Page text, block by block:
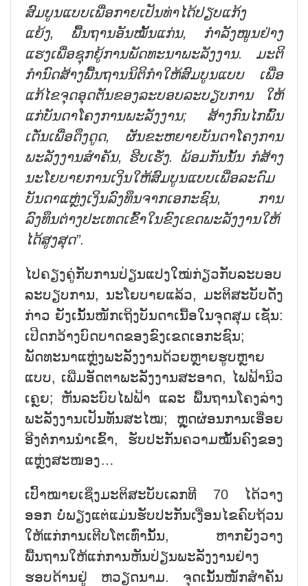
ສົມບູນແບບເພື່ອກາຍເປັນທ່າໄດ້ປຽບແກ້ງ
ແຍ້ງ, ພື້ນຖານອັນໝັ້ນແກ່ນ, ກຳລັງໜູນຢ່າງ
ແຮງເພື່ອຊຸກຍູ້ການພັດທະນາພະລັງງານ. ມະຕິ
ກຳນົດສ້າງພື້ນຖານນິຕິກຳໃຫ້ສົມບູນແບບ
ເພື່ອ
ແກ້ໄຂຈຸດອຸດຕັນຂອງລະບອບລະບຽບການ
ໃຫ້
ແກ່ບັນດາໂຄງການພະລັງງານ; ສ້າງກົນໄກພົ້ນ
ເດັ່ນເພື່ອດຶງດູດ, ຜັນຂະຫຍາຍບັນດາໂຄງການ
ພະລັງງານສຳຄັນ, ຮີບເຮັ່ງ. ພ້ອມກັນນັ້ນ ກໍສ້າງ
ນະໂຍບາຍການເງິນໃຫ້ສົມບູນແບບເພື່ອລະດົມ
ບັນດາແຫຼ່ງເງິນລົງທຶນຈາກເອກະຊົນ, ການ
ລົງທຶນຕ່າງປະເທດເຂົ້າໃນຂົງເຂດພະລັງງານໃຫ້
ໄດ້ສູງສຸດ”.
ໄປຄຽງຄູ່ກັບການປ່ຽນແປງໃໝ່ກ່ຽວກັບລະບອບ
ລະບຽບການ, ນະໂຍບາຍແລ້ວ, ມະຕິສະບັບດັ່ງ
ກ່າວ ຍັງເນັ້ນໜັກເຖິງບັນດາເນື້ອໃນຈຸດສຸມ ເຊັ່ນ:
ເປີດກວ້າງບົດບາດຂອງຂົງເຂດເອກະຊົນ;
ພັດທະນາແຫຼ່ງພະລັງງານດ້ວຍຫຼາຍຮູບຫຼາຍ
ແບບ, ເພີ່ມອັດຕາພະລັງງານສະອາດ, ໄຟຟ້ານິວ
ເຄຼຍ; ຫັນລະບົບໄຟຟ້າ ແລະ ພື້ນຖານໂຄງລ່າງ
ພະລັງງານເປັນທັນສະໄໝ; ຫຼຸດຜ່ອນການເອື່ອຍ
ອີງຕໍ່ການນຳເຂົ້າ, ຮັບປະກັນຄວາມໝັ້ນຄົງຂອງ
ແຫຼ່ງສະໜອງ…
ເປົ້າໝາຍເຊິ່ງມະຕິສະບັບເລກທີ 70 ໄດ້ວາງ
ອອກ ບໍ່ພຽງແຕ່ແມ່ນຮັບປະກັນເງື່ອນໄຂຄົບຖ້ວນ
ໃຫ້ແກ່ການເຕີບໂຕເທົ່ານັ້ນ, ຫາກຍັງວາງ
ພື້ນຖານໃຫ້ແກ່ການຫັນປ່ຽນພະລັງງານຢ່າງ
ຮອບດ້ານຢູ່ ຫວຽດນາມ. ຈຸດເນັ້ນໜັກສຳຄັນ